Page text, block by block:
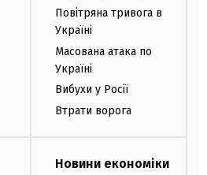
Повітряна тривога в
Україні
Масована атака по
Україні
Вибухи у Росії
Втрати ворога
Новини економіки